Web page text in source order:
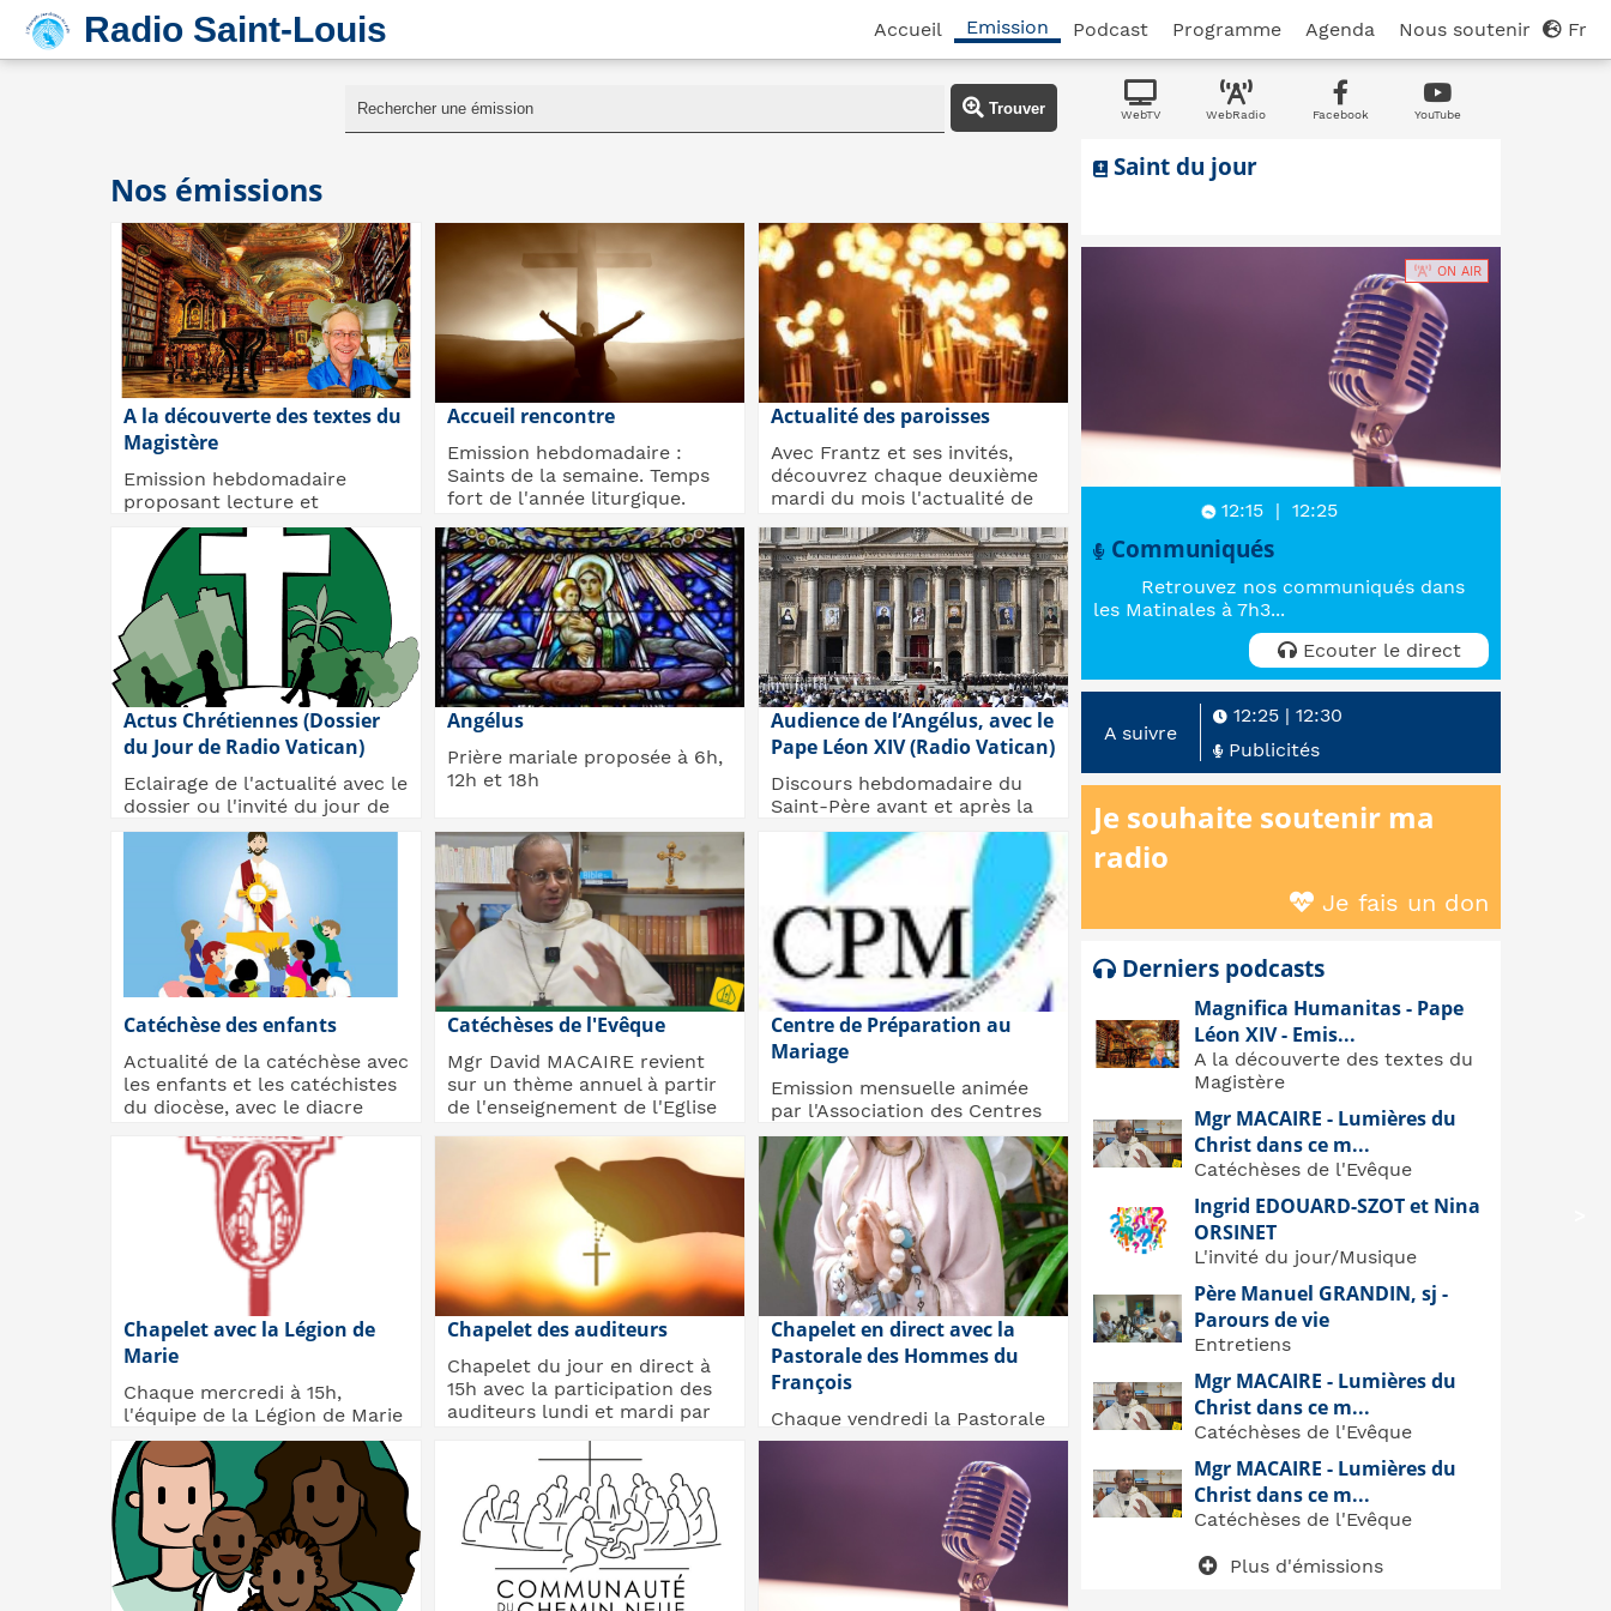
Radio Saint-Louis Accueil Emission Podcast Programme Agenda Nous soutenir Fr
Trouver
Nos émissions
A la découverte des textes du
Magistère
Emission hebdomadaire
proposant lecture et
présentation d'un texte du
Magistère (Conciles, Papes,...
Accueil rencontre
Emission hebdomadaire :
Saints de la semaine. Temps
fort de l'année liturgique.
Actualité des paroisses
Avec Frantz et ses invités,
découvrez chaque deuxième
mardi du mois l'actualité de
Actus Chrétiennes (Dossier
du Jour de Radio Vatican)
Eclairage de l'actualité avec le
dossier ou l'invité du jour de
Radio Vatican, avec la
Angélus
Prière mariale proposée à 6h,
12h et 18h
Audience de l’Angélus, avec le
Pape Léon XIV (Radio Vatican)
Discours hebdomadaire du
Saint-Père avant et après la
prière de l’Angélus chaque
dimanche Place S...
Catéchèse des enfants
Actualité de la catéchèse avec
les enfants et les catéchistes
du diocèse, avec le diacre
Catéchèses de l'Evêque
Mgr David MACAIRE revient
sur un thème annuel à partir
de l'enseignement de l'Eglise
Centre de Préparation au
Mariage
Emission mensuelle animée
par l'Association des Centres
de ¨Préparation au Mariage
(ACPM) avec le...
Chapelet avec la Légion de
Marie
Chaque mercredi à 15h,
l'équipe de la Légion de Marie
vous aide à prier le chapelet,
les Mystères...
Chapelet des auditeurs
Chapelet du jour en direct à
15h avec la participation des
auditeurs lundi et mardi par
Chapelet en direct avec la
Pastorale des Hommes du
François
Chaque vendredi la Pastorale
des hommes du François vous
aide à prier le chapelet, les
WebTV WebRadio Facebook YouTube
Saint du jour
ON AIR
12:15 | 12:25
Communiqués
Retrouvez nos communiqués dans
les Matinales à 7h3...
Ecouter le direct
A suivre
12:25 | 12:30
Publicités
Je souhaite soutenir ma
radio
Je fais un don
Derniers podcasts
Magnifica Humanitas - Pape
Léon XIV - Emis...
A la découverte des textes du
Magistère
Mgr MACAIRE - Lumières du
Christ dans ce m...
Catéchèses de l'Evêque
Ingrid EDOUARD-SZOT et Nina
ORSINET
L'invité du jour/Musique
Père Manuel GRANDIN, sj -
Parours de vie
Entretiens
Mgr MACAIRE - Lumières du
Christ dans ce m...
Catéchèses de l'Evêque
Mgr MACAIRE - Lumières du
Christ dans ce m...
Catéchèses de l'Evêque
Plus d'émissions